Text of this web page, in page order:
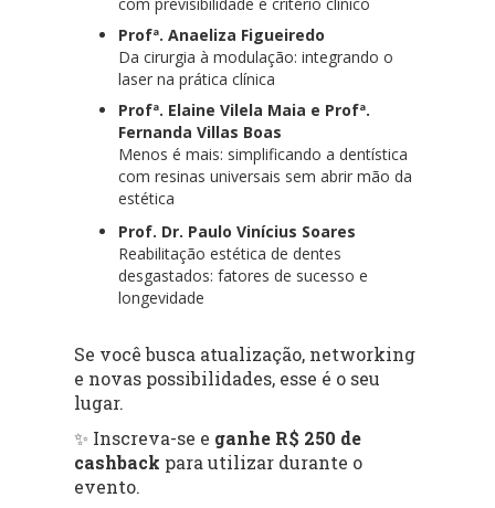
Profª. Anaeliza Figueiredo
Da cirurgia à modulação: integrando o
laser na prática clínica
Profª. Elaine Vilela Maia e Profª.
Fernanda Villas Boas
Menos é mais: simplificando a dentística
com resinas universais sem abrir mão da
estética
Prof. Dr. Paulo Vinícius Soares
Reabilitação estética de dentes
desgastados: fatores de sucesso e
longevidade
Se você busca atualização, networking
e novas possibilidades, esse é o seu
lugar.
✨ Inscreva-se e ganhe R$ 250 de
cashback para utilizar durante o
evento.